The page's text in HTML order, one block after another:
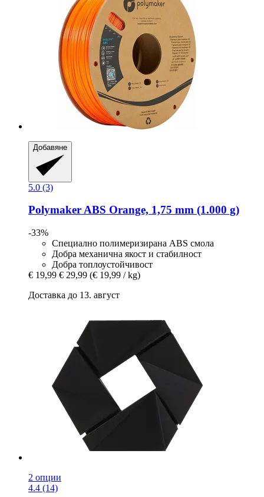
Добавяне
5.0 (3)
PolymakerABS Orange, 1,75 mm (1.000 g)
-33%
Специално полимеризирана ABS смола
Добра механична якост и стабилност
Добра топлоустойчивост
€ 19,99 € 29,99 (€ 19,99 / kg)
Доставка до 13. август
2 опции
4.4 (14)